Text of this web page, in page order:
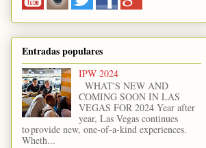
Entradas populares
IPW 2024
WHAT'S NEW AND
COMING SOON IN LAS
VEGAS FOR 2024 Year after
year, Las Vegas continues
to provide new, one-of-a-kind experiences.
Wheth...